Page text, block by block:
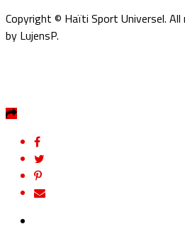
Copyright © Haïti Sport Universel.
by LujensP.